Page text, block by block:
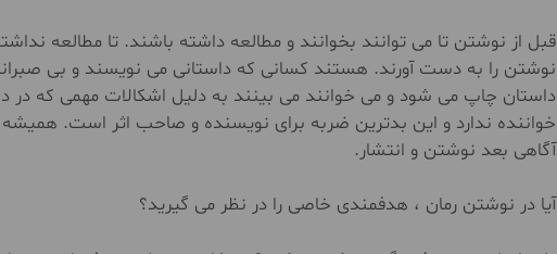
قبل از نوشتن تا می توانند بخوانند و مطالعه داشته باشند. تا مطالعه
نوشتن را به دست آورند. هستند کسانی که داستانی می نویسند و بی
داستان چاپ می شود و می خوانند می بینند به دلیل اشکالات مهمی که در
خواننده ندارد و این بدترین ضربه برای نویسنده و صاحب اثر است.
آگاهی بعد نوشتن و انتشار.
آیا در نوشتن رمان ، هدفمندی خاصی را در نظر می گیرید؟